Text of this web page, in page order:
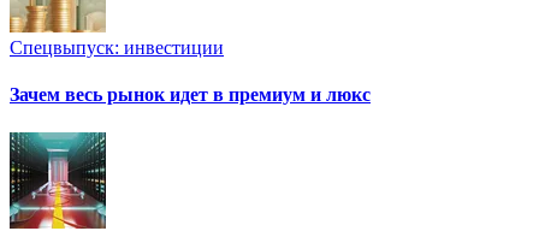
Спецвыпуск: инвестиции
Зачем весь рынок идет в премиум и люкс